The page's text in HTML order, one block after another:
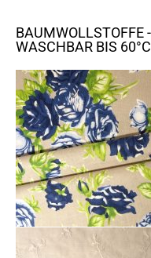
BAUMWOLLSTOFFE
WASCHBAR BIS 60°C